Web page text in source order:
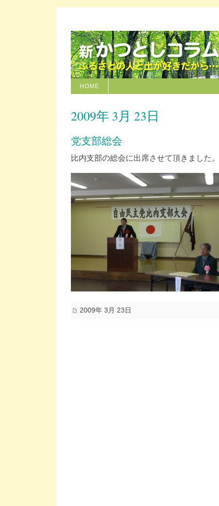
HOME
2009年 3月 23日
党支部総会
比内支部の総会に出席させて頂きました。
2009年 3月 23日